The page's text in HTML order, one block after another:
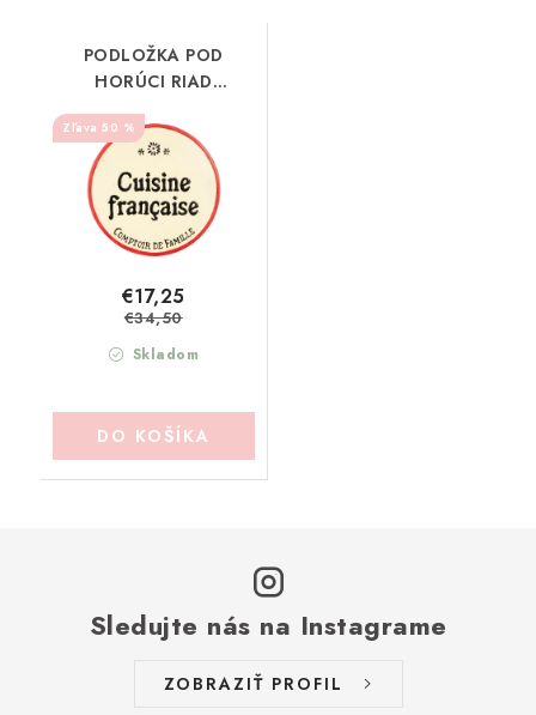
PODLOŽKA POD
HORÚCI RIAD
COMPTOIR DE FAMILLE
(202147)
50 %
Skladom
€17,25
€34,50
DO KOŠÍKA
Sledujte nás na Instagrame
ZOBRAZIŤ PROFIL